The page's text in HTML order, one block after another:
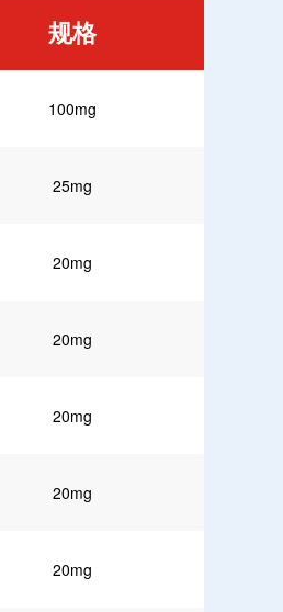
规格
100mg
25mg
20mg
20mg
20mg
20mg
20mg